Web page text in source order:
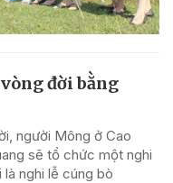
đời bằng
người Mông ở Cao
sẽ tổ chức một nghi
nghi lễ cúng bò